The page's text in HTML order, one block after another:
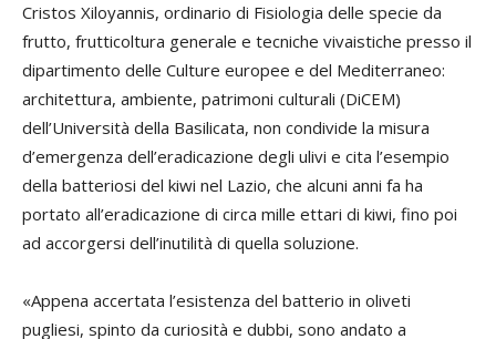
Cristos Xiloyannis, ordinario di Fisiologia delle specie da
frutto, frutticoltura generale e tecniche vivaistiche presso il
dipartimento delle Culture europee e del Mediterraneo:
architettura, ambiente, patrimoni culturali (DiCEM)
dell’Università della Basilicata, non condivide la misura
d’emergenza dell’eradicazione degli ulivi e cita l’esempio
della batteriosi del kiwi nel Lazio, che alcuni anni fa ha
portato all’eradicazione di circa mille ettari di kiwi, fino poi
ad accorgersi dell’inutilità di quella soluzione.
«Appena accertata l’esistenza del batterio in oliveti
pugliesi, spinto da curiosità e dubbi, sono andato a